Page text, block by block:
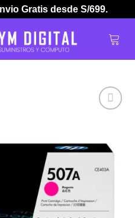
Gratis desde S/699.
a la
lista de